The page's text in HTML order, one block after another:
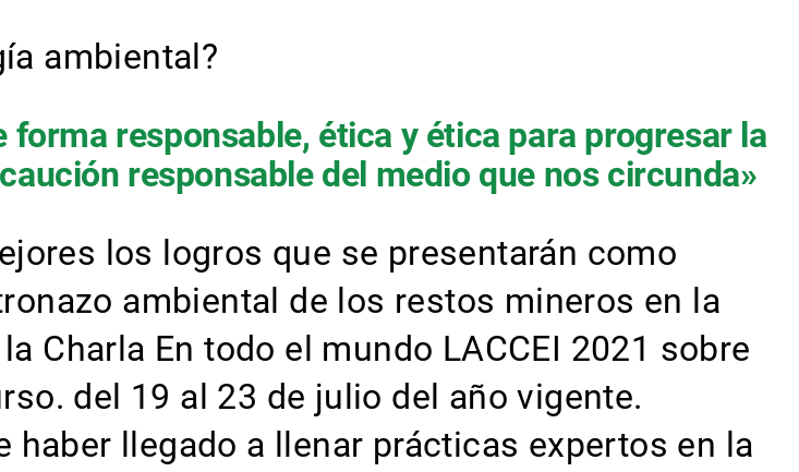
ambiental?
responsable, ética y ética para progresar la
responsable del medio que nos circunda»
los logros que se presentarán como
ambiental de los restos mineros en la
Charla En todo el mundo LACCEI 2021 sobre
del 19 al 23 de julio del año vigente.
llegado a llenar prácticas expertos en la